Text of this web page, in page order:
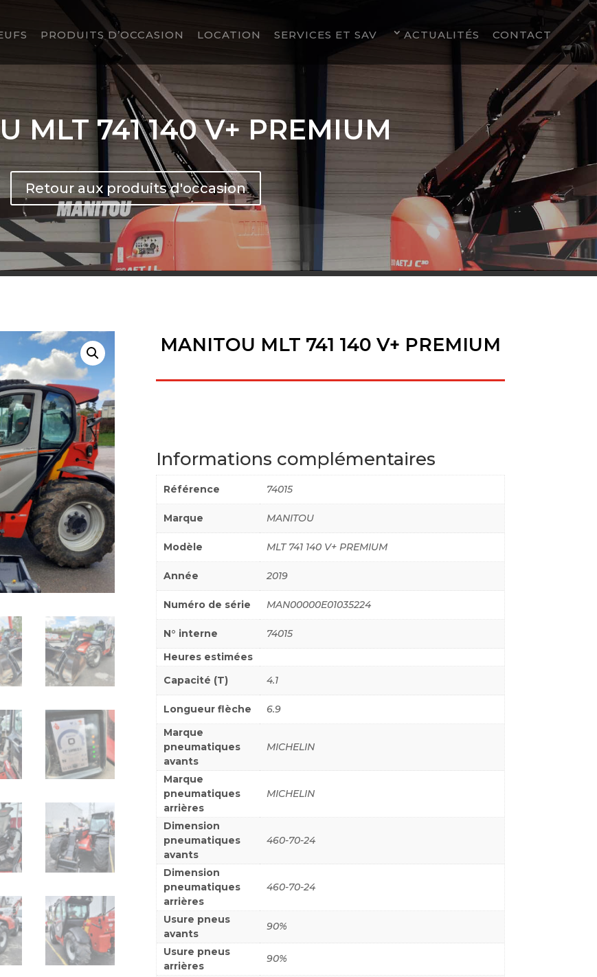
PRODUITS D’OCCASION LOCATION SERVICES ET SAV ACTUALITÉS CONTACT
MLT 741 140 V+ PREMIUM
Retour aux produits d'occasion
MANITOU MLT 741 140 V+ PREMIUM
Informations complémentaires
Référence 74015
Marque MANITOU
Modèle MLT 741 140 V+ PREMIUM
Année 2019
Numéro de série MAN00000E01035224
N° interne
74015
Heures estimées
Capacité (T)
4.1
Longueur flèche
6.9
Marque
pneumatiques
avants
MICHELIN
Marque
pneumatiques
arrières
MICHELIN
Dimension
pneumatiques
avants
460-70-24
Dimension
pneumatiques
arrières
460-70-24
Usure pneus
avants
90%
Usure pneus
arrières
90%